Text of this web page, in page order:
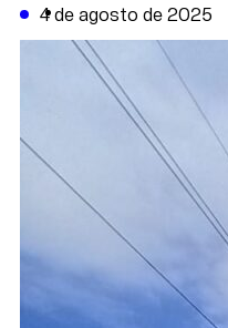
DE LA TRIBUNA TV
4 de agosto de 2025